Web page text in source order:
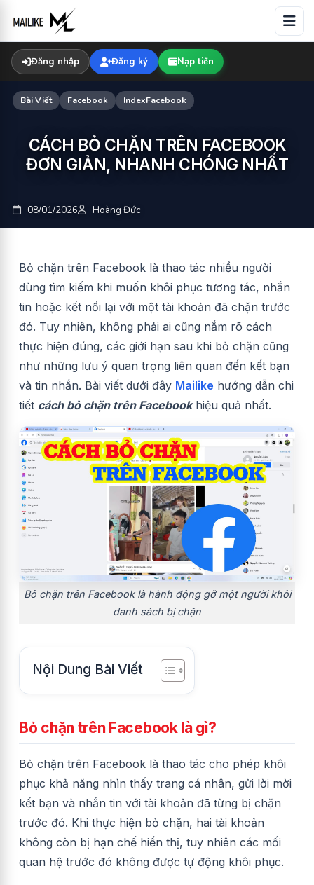
content
Đăng nhập Đăng ký Nạp tiền
Bài Viết Facebook IndexFacebook
CÁCH BỎ CHẶN TRÊN FACEBOOK
ĐƠN GIẢN, NHANH CHÓNG NHẤT
08/01/2026 Hoàng Đức
Bỏ chặn trên Facebook là thao tác nhiều người
dùng tìm kiếm khi muốn khôi phục tương tác, nhắn
tin hoặc kết nối lại với một tài khoản đã chặn trước
đó. Tuy nhiên, không phải ai cũng nắm rõ cách
thực hiện đúng, các giới hạn sau khi bỏ chặn cũng
như những lưu ý quan trọng liên quan đến kết bạn
và tin nhắn. Bài viết dưới đây Mailike hướng dẫn chi
tiết cách bỏ chặn trên Facebookhiệu quả nhất.
Bỏ chặn trên Facebook là hành động gỡ một người khỏi
danh sách bị chặn
Nội Dung Bài Viết
Bỏ chặn trên Facebook là gì?
Bỏ chặn trên Facebook là thao tác cho phép khôi
phục khả năng nhìn thấy trang cá nhân, gửi lời mời
kết bạn và nhắn tin với tài khoản đã từng bị chặn
trước đó. Khi thực hiện bỏ chặn, hai tài khoản
không còn bị hạn chế hiển thị, tuy nhiên các mối
quan hệ trước đó không được tự động khôi phục.